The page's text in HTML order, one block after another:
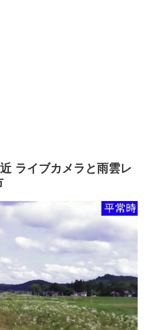
ライブカメラと雨雲レ